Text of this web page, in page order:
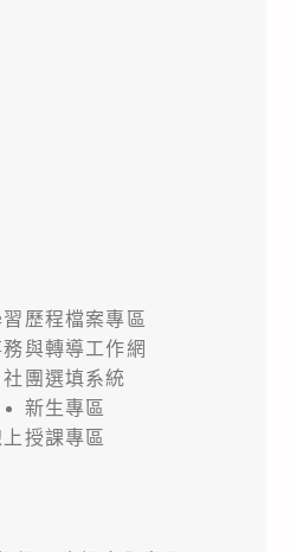
歷程檔案專區
與轉導工作網
社團選填系統
新生專區
上授課專區